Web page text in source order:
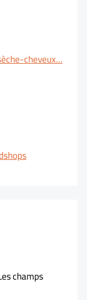
cheveux…
champs